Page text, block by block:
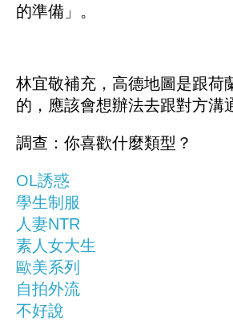
的準備」。
林宜敬補充，高德地圖是跟荷
的，應該會想辦法去跟對方溝
調查：你喜歡什麼類型？
OL誘惑
學生制服
人妻NTR
素人女大生
歐美系列
自拍外流
不好說